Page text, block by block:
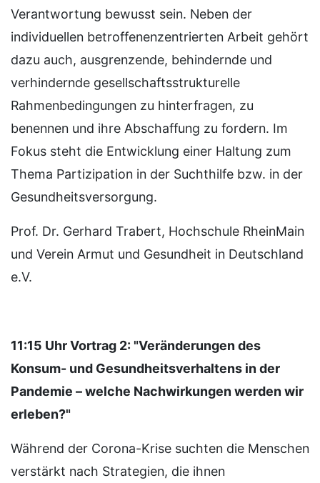
Verantwortung bewusst sein. Neben der
individuellen betroffenenzentrierten Arbeit gehört
dazu auch, ausgrenzende, behindernde und
verhindernde gesellschaftsstrukturelle
Rahmenbedingungen zu hinterfragen, zu
benennen und ihre Abschaffung zu fordern. Im
Fokus steht die Entwicklung einer Haltung zum
Thema Partizipation in der Suchthilfe bzw. in der
Gesundheitsversorgung.
Prof. Dr. Gerhard Trabert, Hochschule RheinMain
und Verein Armut und Gesundheit in Deutschland
e.V.
11:15 Uhr Vortrag 2: "Veränderungen des
Konsum- und Gesundheitsverhaltens in der
Pandemie – welche Nachwirkungen werden wir
erleben?"
Während der Corona-Krise suchten die Menschen
verstärkt nach Strategien, die ihnen